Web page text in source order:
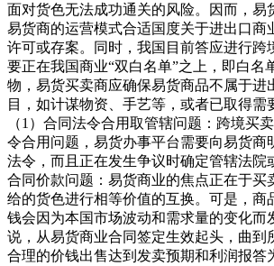
面对货色无法成功通关的风险。因而，易
易货商的运营模式合适国度关于进出口商
许可或存案。同时，我国目前答应进行跨
要正在我国商业“双白名单”之上，即白名
物，易货买卖商应确保易货商品不属于进
目，如计谋物资、手艺等，或者已取得需
（1）合同法令合用取管辖问题：跨境买
令合用问题，易货办事平台需要向易货商
法令，而且正在发生争议时确定管辖法院
合同价款问题：易货商业的焦点正在于买
给的货色进行相等价值的互换。可是，商
钱会因为本国市场波动和需求量的变化而
说，从易货商业合同签定生效起头，曲到
合理的价钱出售达到发卖预期和利润报答